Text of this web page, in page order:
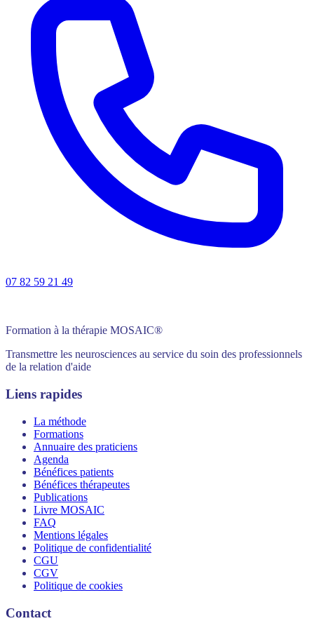
07 82 59 21 49
Formation à la thérapie MOSAIC®
Transmettre les neurosciences au service du soin des professionnels
de la relation d'aide
Liens rapides
La méthode
Formations
Annuaire des praticiens
Agenda
Bénéfices patients
Bénéfices thérapeutes
Publications
Livre MOSAIC
FAQ
Mentions légales
Politique de confidentialité
CGU
CGV
Politique de cookies
Contact